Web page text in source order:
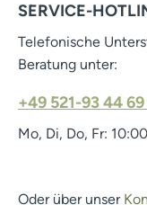
SERVICE-
Telefonische
Beratung unter:
+49 521-93 44
Mo, Di, Do, Fr:
Oder über unser